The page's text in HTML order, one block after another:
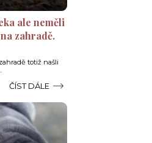
ale neměli
zahradě.
totiž našli
ČÍST DÁLE